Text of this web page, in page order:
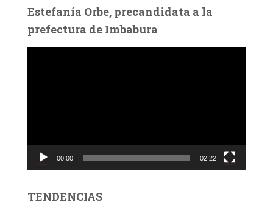
Estefanía Orbe, precandidata a la
prefectura de Imbabura
c
d
00:00 02:22
TENDENCIAS